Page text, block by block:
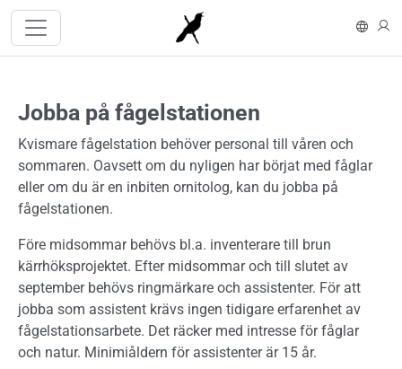
Hoppa till huvudinnehåll
In
Jobba på fågelstationen
Kvismare fågelstation behöver personal till våren och
sommaren. Oavsett om du nyligen har börjat med fåglar
eller om du är en inbiten ornitolog, kan du jobba på
fågelstationen.
Före midsommar behövs bl.a. inventerare till brun
kärrhöksprojektet. Efter midsommar och till slutet av
september behövs ringmärkare och assistenter. För att
jobba som assistent krävs ingen tidigare erfarenhet av
fågelstationsarbete. Det räcker med intresse för fåglar
och natur. Minimiåldern för assistenter är 15 år.